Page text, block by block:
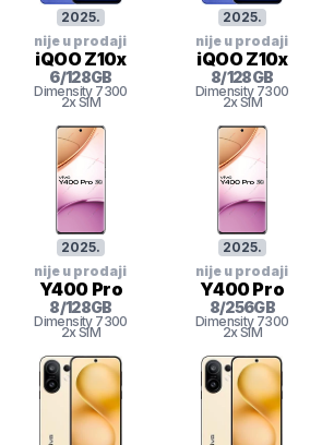
2025.
nije u prodaji
iQOO Z10x
6/128GB
Dimensity 7300
2x SIM
2025.
nije u prodaji
iQOO Z10x
8/128GB
Dimensity 7300
2x SIM
2025.
nije u prodaji
Y400 Pro
8/128GB
Dimensity 7300
2x SIM
2025.
nije u prodaji
Y400 Pro
8/256GB
Dimensity 7300
2x SIM